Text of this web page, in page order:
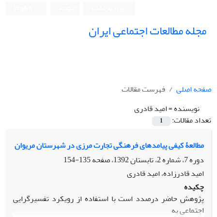
مجله مطالعات اجتماعی ایران
صفحه اصلی
فهرست مقالات
نویسنده =امید قادری
تعداد مقالات:
1
مطالعۀ کیفی پیامدهای فرهنگی تجارت مرزی در شهرستان مریوان
دوره 7، شماره 2، تابستان 1392، صفحه
135-154
امید قادرزاده، امید قادری
چکیده
پژوهش حاضر درصدد است با استفاده از رویکرد تفسیرگرایی
اجتماعی به